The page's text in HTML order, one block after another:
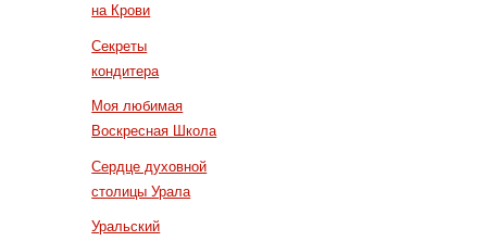
на Крови
Секреты
кондитера
Моя любимая
Воскресная Школа
Сердце духовной
столицы Урала
Уральский